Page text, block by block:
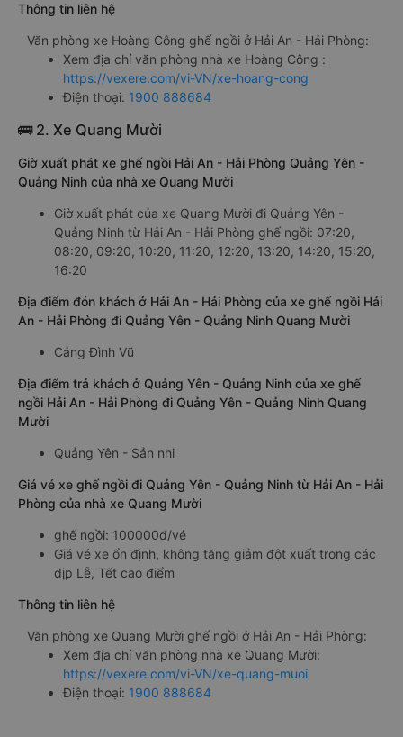
Thông tin liên hệ
Văn phòng xe Hoàng Công ghế ngồi ở Hải An - Hải Phòng:
Xem địa chỉ văn phòng nhà xe Hoàng Công :
https://vexere.com/vi-VN/xe-hoang-cong
Điện thoại: 1900 888684
🚌 2. Xe Quang Mười
Giờ xuất phát xe ghế ngồi Hải An - Hải Phòng Quảng Yên -
Quảng Ninh của nhà xe Quang Mười
Giờ xuất phát của xe Quang Mười đi Quảng Yên -
Quảng Ninh từ Hải An - Hải Phòng ghế ngồi: 07:20,
08:20, 09:20, 10:20, 11:20, 12:20, 13:20, 14:20, 15:20,
16:20
Địa điểm đón khách ở Hải An - Hải Phòng của xe ghế ngồi Hải
An - Hải Phòng đi Quảng Yên - Quảng Ninh Quang Mười
Cảng Đình Vũ
Địa điểm trả khách ở Quảng Yên - Quảng Ninh của xe ghế
ngồi Hải An - Hải Phòng đi Quảng Yên - Quảng Ninh Quang
Mười
Quảng Yên - Sản nhi
Giá vé xe ghế ngồi đi Quảng Yên - Quảng Ninh từ Hải An - Hải
Phòng của nhà xe Quang Mười
ghế ngồi: 100000đ/vé
Giá vé xe ổn định, không tăng giảm đột xuất trong các
dịp Lễ, Tết cao điểm
Thông tin liên hệ
Văn phòng xe Quang Mười ghế ngồi ở Hải An - Hải Phòng:
Xem địa chỉ văn phòng nhà xe Quang Mười:
https://vexere.com/vi-VN/xe-quang-muoi
Điện thoại: 1900 888684